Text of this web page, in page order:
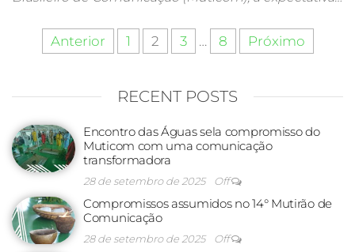
Anterior 1 2 3 … 8 Próximo
RECENT POSTS
Encontro das Águas sela compromisso do
Muticom com uma comunicação
transformadora
28 de setembro de 2025 Off
Compromissos assumidos no 14° Mutirão de
Comunicação
28 de setembro de 2025 Off